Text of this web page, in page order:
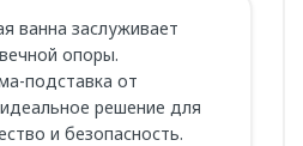
ванна заслуживает
опоры.
подставка от
решение для
и безопасность.